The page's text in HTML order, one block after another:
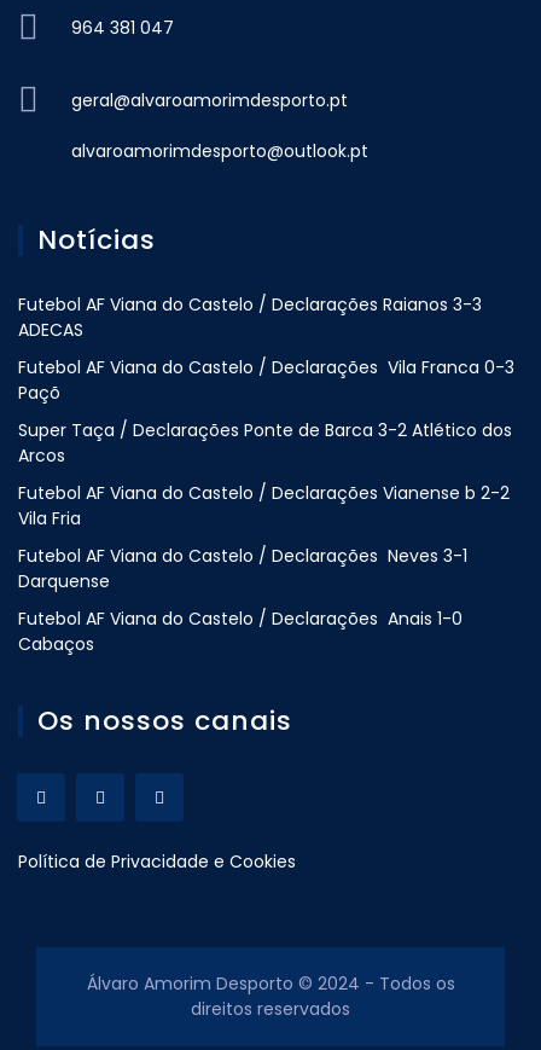
964 381 047
geral@alvaroamorimdesporto.pt
alvaroamorimdesporto@outlook.pt
Notícias
Futebol AF Viana do Castelo / Declarações Raianos 3-3
ADECAS
Futebol AF Viana do Castelo / Declarações Vila Franca 0-3
Paçõ
Super Taça / Declarações Ponte de Barca 3-2 Atlético dos
Arcos
Futebol AF Viana do Castelo / Declarações Vianense b 2-2
Vila Fria
Futebol AF Viana do Castelo / Declarações Neves 3-1
Darquense
Futebol AF Viana do Castelo / Declarações Anais 1-0
Cabaços
Os nossos canais
Política de Privacidade e Cookies
Álvaro Amorim Desporto © 2024 - Todos os
direitos reservados